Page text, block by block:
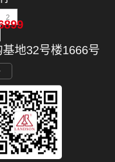
2
地32号楼1666号